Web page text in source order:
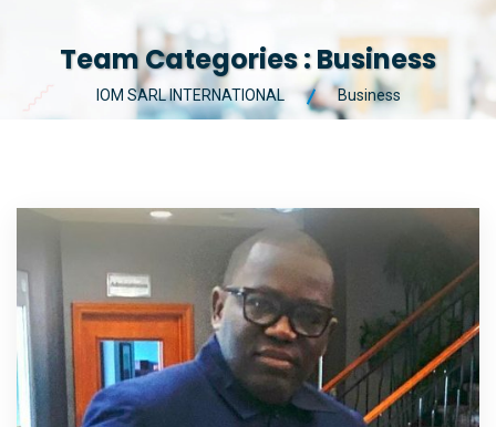
Team Categories :Business
IOM SARL INTERNATIONAL Business